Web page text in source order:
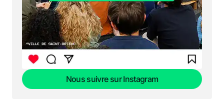
Nous suivre sur Instagram